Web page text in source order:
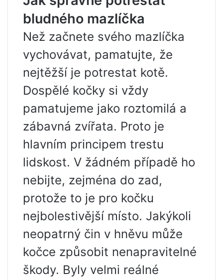
bludného mazlíčka
Než začnete svého mazlíčka
vychovávat, pamatujte, že
nejtěžší je potrestat kotě.
Dospělé kočky si vždy
pamatujeme jako roztomilá a
zábavná zvířata. Proto je
hlavním principem trestu
lidskost. V žádném případě ho
nebijte, zejména do zad,
protože to je pro kočku
nejbolestivější místo. Jakýkoli
neopatrný čin v hněvu může
kočce způsobit nenapravitelné
škody. Byly velmi reálné